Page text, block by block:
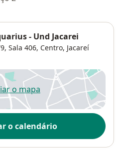
- Und Jacarei
Sala 406, Centro, Jacareí
o mapa
abre num novo separador
o calendário